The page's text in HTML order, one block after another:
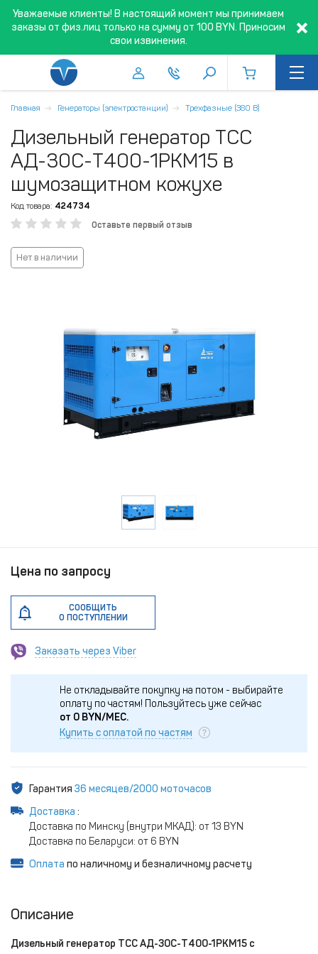
Уважаемые клиенты! В настоящий момент мы принимаем
заказы от физ.лиц только на сумму от 100 BYN. Приносим
свои извинения.
Главная Генераторы (электростанции) Трехфазные (380 В)
Дизельный генератор ТСС
АД-30C-Т400-1РКМ15 в
шумозащитном кожухе
Код товара: 424734
Оставьте первый отзыв
Нет в наличии
Цена по запросу
СООБЩИТЬ
О ПОСТУПЛЕНИИ
Заказать через Viber
Не откладывайте покупку на потом - выбирайте
оплату по частям! Пользуйтесь уже сейчас
от 0 BYN/МЕС.
Купить с оплатой по частям
Гарантия 36 месяцев/2000 моточасов
Доставка :
Доставка по Минску (внутри МКАД): от 13 BYN
Доставка по Беларуси: от 6 BYN
Оплата по наличному и безналичному расчету
Описание
Дизельный генератор ТСС АД-30C-Т400-1РКМ15 с